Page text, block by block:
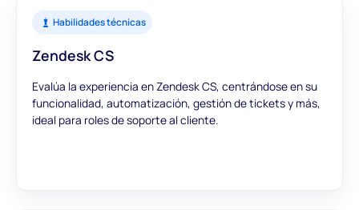
Habilidades técnicas
Zendesk CS
Evalúa la experiencia en Zendesk CS, centrándose en su
funcionalidad, automatización, gestión de tickets y más,
ideal para roles de soporte al cliente.